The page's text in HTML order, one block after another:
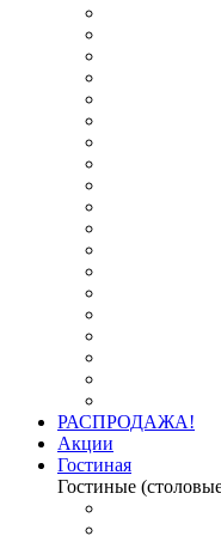
РАСПРОДАЖА!
Акции
Гостиная
Гостиные